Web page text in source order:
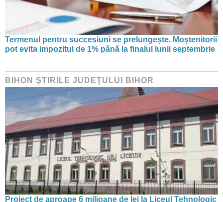
Termenul pentru succesiuni se prelungește. Moștenitorii
pot evita impozitul de 1% până la finalul lunii septembrie
BIHON ŞTIRILE JUDEŢULUI BIHOR
Proiect de aproape 6 milioane de lei la Liceul Tehnologic